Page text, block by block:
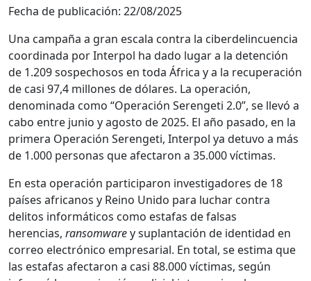
Fecha de publicación: 22/08/2025
Una campaña a gran escala contra la ciberdelincuencia
coordinada por Interpol ha dado lugar a la detención
de 1.209 sospechosos en toda África y a la recuperación
de casi 97,4 millones de dólares. La operación,
denominada como “Operación Serengeti 2.0”, se llevó a
cabo entre junio y agosto de 2025. El año pasado, en la
primera Operación Serengeti, Interpol ya detuvo a más
de 1.000 personas que afectaron a 35.000 víctimas.
En esta operación participaron investigadores de 18
países africanos y Reino Unido para luchar contra
delitos informáticos como estafas de falsas
herencias, ransomwarey suplantación de identidad en
correo electrónico empresarial. En total, se estima que
las estafas afectaron a casi 88.000 víctimas, según